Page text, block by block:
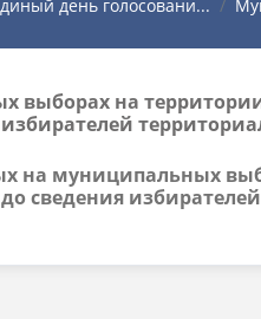
день голосовани...
на
на муниципальных
сведения